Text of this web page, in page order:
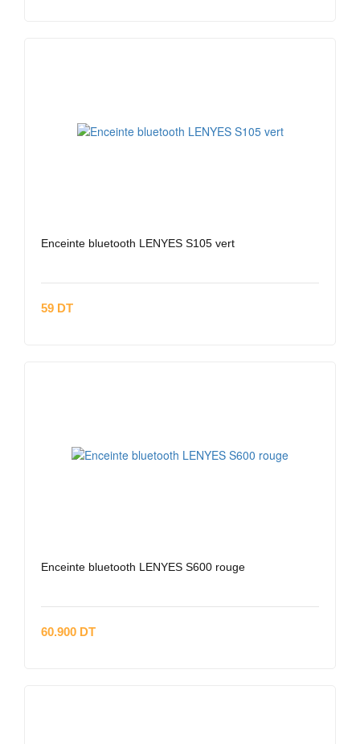
Enceinte bluetooth LENYES S105 vert
59 DT
Enceinte bluetooth LENYES S600 rouge
60.900 DT